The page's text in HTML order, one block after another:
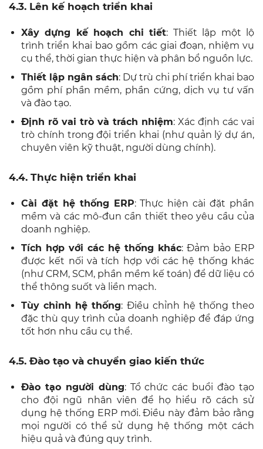
4.3. Lên kế hoạch triển khai
Xây dựng kế hoạch chi tiết: Thiết lập một lộ
trình triển khai bao gồm các giai đoạn, nhiệm vụ
cụ thể, thời gian thực hiện và phân bổ nguồn lực.
Thiết lập ngân sách: Dự trù chi phí triển khai bao
gồm phí phần mềm, phần cứng, dịch vụ tư vấn
và đào tạo.
Định rõ vai trò và trách nhiệm: Xác định các vai
trò chính trong đội triển khai (như quản lý dự án,
chuyên viên kỹ thuật, người dùng chính).
4.4. Thực hiện triển khai
Cài đặt hệ thống ERP: Thực hiện cài đặt phần
mềm và các mô-đun cần thiết theo yêu cầu của
doanh nghiệp.
Tích hợp với các hệ thống khác: Đảm bảo ERP
được kết nối và tích hợp với các hệ thống khác
(như CRM, SCM, phần mềm kế toán) để dữ liệu có
thể thông suốt và liền mạch.
Tùy chỉnh hệ thống: Điều chỉnh hệ thống theo
đặc thù quy trình của doanh nghiệp để đáp ứng
tốt hơn nhu cầu cụ thể.
4.5. Đào tạo và chuyển giao kiến thức
Đào tạo người dùng: Tổ chức các buổi đào tạo
cho đội ngũ nhân viên để họ hiểu rõ cách sử
dụng hệ thống ERP mới. Điều này đảm bảo rằng
mọi người có thể sử dụng hệ thống một cách
hiệu quả và đúng quy trình.